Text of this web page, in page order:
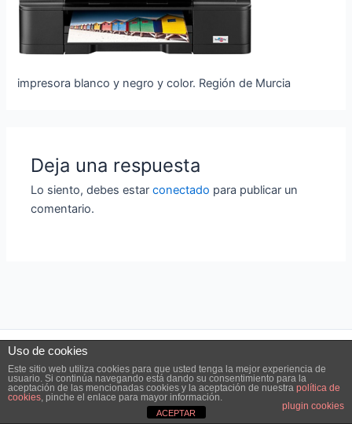
impresora blanco y negro y color. Región de Murcia
Deja una respuesta
Lo siento, debes estarconectado para publicar un
comentario.
Uso de cookies
Este sitio web utiliza cookies para que usted tenga la mejor experiencia de
usuario. Si continúa navegando está dando su consentimiento para la
aceptación de las mencionadas cookies y la aceptación de nuestra política de
cookies, pinche el enlace para mayor información.
plugin cookies
ACEPTAR